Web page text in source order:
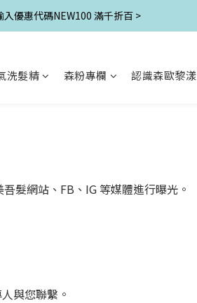
優惠代碼NEW100 滿千折百 >
洗髮精 森粉專欄 認識森歐黎漾
髮網站、FB、IG 等媒體進行曝光。
與您聯繫。